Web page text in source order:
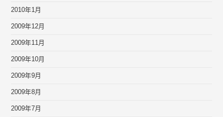
2010年1月
2009年12月
2009年11月
2009年10月
2009年9月
2009年8月
2009年7月